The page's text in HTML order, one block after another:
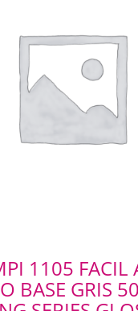
1105 FACIL
BASE GRIS